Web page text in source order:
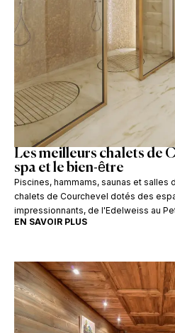
Les meilleurs chalets de
spa et le bien-être
Piscines, hammams, saunas et salles
chalets de Courchevel dotés des
impressionnants, de l'Edelweiss au
EN SAVOIR PLUS